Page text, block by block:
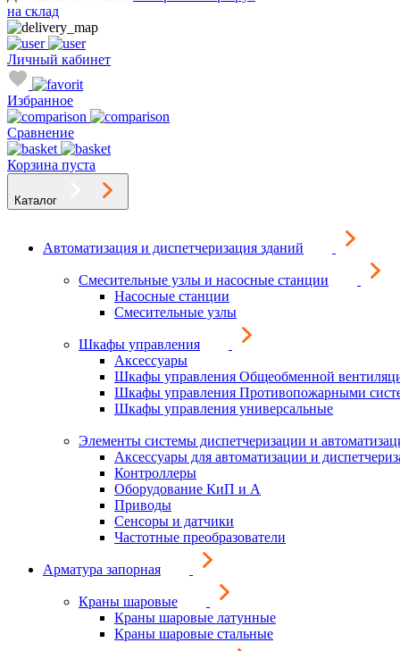
на склад
Личный кабинет
Избранное
Сравнение
Корзина пуста
Каталог
Автоматизация и диспетчеризация зданий
Смесительные узлы и насосные станции
Насосные станции
Смесительные узлы
Шкафы управления
Аксессуары
Шкафы управления Общеобменной
Шкафы управления Противопожарными
Шкафы управления универсальные
Элементы системы диспетчеризации и
Аксессуары для автоматизации и
Контроллеры
Оборудование КиП и А
Приводы
Сенсоры и датчики
Частотные преобразователи
Арматура запорная
Краны шаровые
Краны шаровые латунные
Краны шаровые стальные